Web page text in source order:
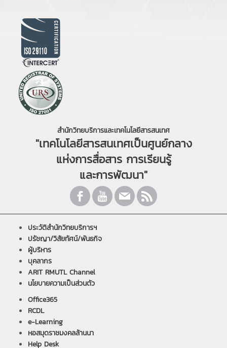
สำนักวิทยบริการและเทคโนโลยีสารสนเทศ
"เทคโนโลยีสารสนเทศเป็นศูนย์กลาง
แห่งการสื่อสาร การเรียนรู้
และการพัฒนา"
ประวัติสำนักวิทยบริการฯ
ปรัชญา/วิสัยทัศน์/พันธกิจ
ผู้บริหาร
บุคลากร
ARIT RMUTL Channel
นโยบายความเป็นส่วนตัว
Office365
RCDL
e-Learning
หอสมุดราชมงคลล้านนา
Help Desk